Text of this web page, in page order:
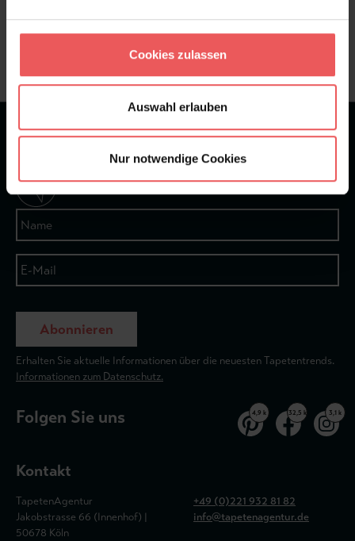
Cookies zulassen
Auswahl erlauben
Nur notwendige Cookies
+49 (0)221 932 81 82
★★★★★Bei 1245 Bewertungen
Newsletter
Abonnieren
Erhalten Sie aktuelle Informationen über die neuesten Tapetentrends.
Informationen zum Datenschutz.
Folgen Sie uns 4,9 k 32,5 k 3,1 k
Kontakt
TapetenAgentur
Jakobstrasse 66 (Innenhof) |
50678 Köln
+49 (0)221 932 81 82
info@tapetenagentur.de